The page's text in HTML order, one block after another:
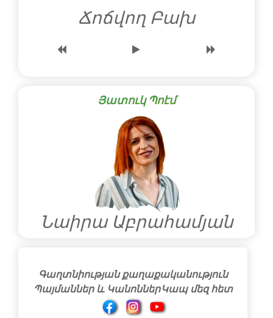
Ճոճվող Բախ
Յատուկ Պոէմ
Նաիրա Աբրահամյան
Գաղտնիության քաղաքականություն
Պայմաններ և ԿանոններԿապ մեզ հետ